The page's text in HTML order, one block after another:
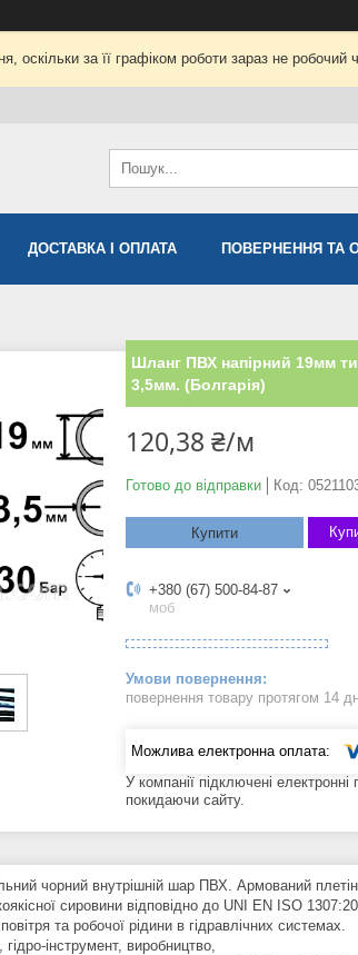
оскільки за її графіком роботи зараз не
ДОСТАВКА І ОПЛАТА ПОВЕРНЕННЯ ТА
Шланг ПВХ напірний 19мм
3,5мм. (Болгарія)
120,38 ₴/м
Готово до відправки Код:
Купити
+380 (67) 500-84-87
моб
повернення товару протягом 14
У компанії підключені
покидаючи сайту.
чорний внутрішній шар ПВХ. Армований
сировини відповідно до UNI EN ISO
та робочої рідини в гідравлічних системах.
інструмент, виробництво,